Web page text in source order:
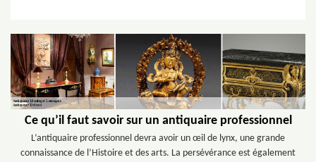
Ce qu’il faut savoir sur un antiquaire professionnel
L’antiquaire professionnel devra avoir un œil de lynx, une grande
connaissance de l’Histoire et des arts. La persévérance est également